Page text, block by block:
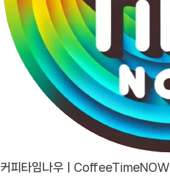
커피타임나우ㅣCoffeeTimeNOW